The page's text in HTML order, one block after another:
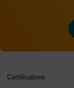
Certifications